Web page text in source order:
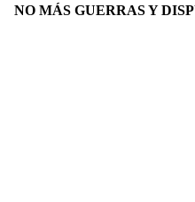
NO MÁS GUERRAS Y